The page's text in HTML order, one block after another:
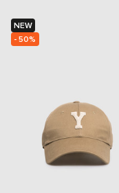
NEW
- 50%